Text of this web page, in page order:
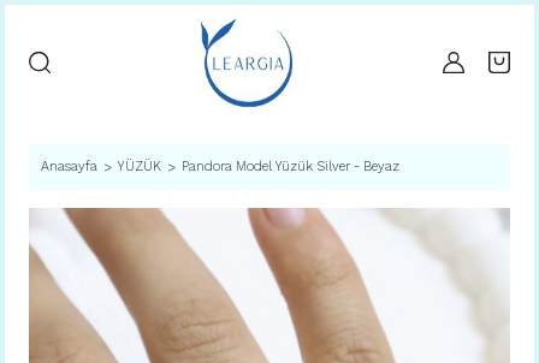
Anasayfa YÜZÜK Pandora Model Yüzük Silver - Beyaz